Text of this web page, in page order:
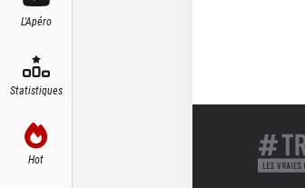
L'Apéro
Statistiques
Hot